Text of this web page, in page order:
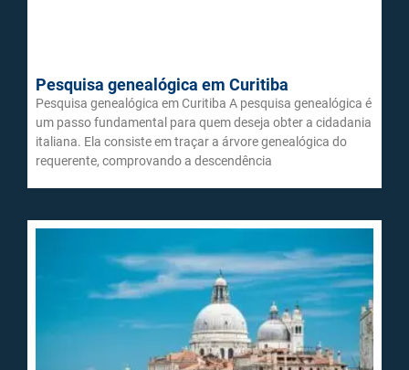
Pesquisa genealógica em Curitiba
Pesquisa genealógica em Curitiba A pesquisa genealógica é
um passo fundamental para quem deseja obter a cidadania
italiana. Ela consiste em traçar a árvore genealógica do
requerente, comprovando a descendência